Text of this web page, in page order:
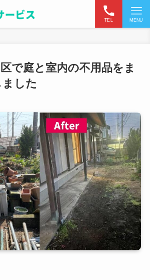
TEL MENU
で庭と室内の不用品をま
した